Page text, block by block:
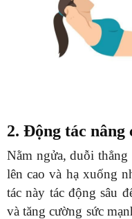
2. Động tác nâng
Nằm ngửa, duỗi thẳng
lên cao và hạ xuống
tác này tác động sâu
và tăng cường sức